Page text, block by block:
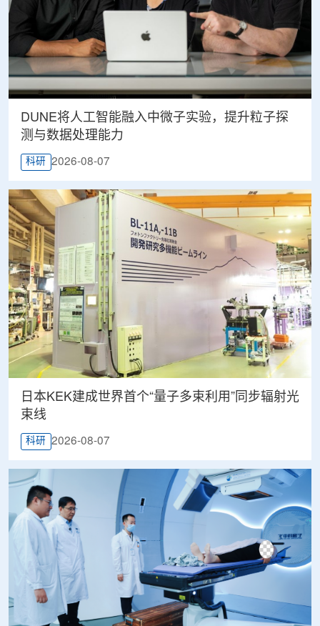
DUNE将人工智能融入中微子实验，提升粒子探
测与数据处理能力
科研 2026-08-07
日本KEK建成世界首个“量子多束利用”同步辐射光
束线
科研 2026-08-07